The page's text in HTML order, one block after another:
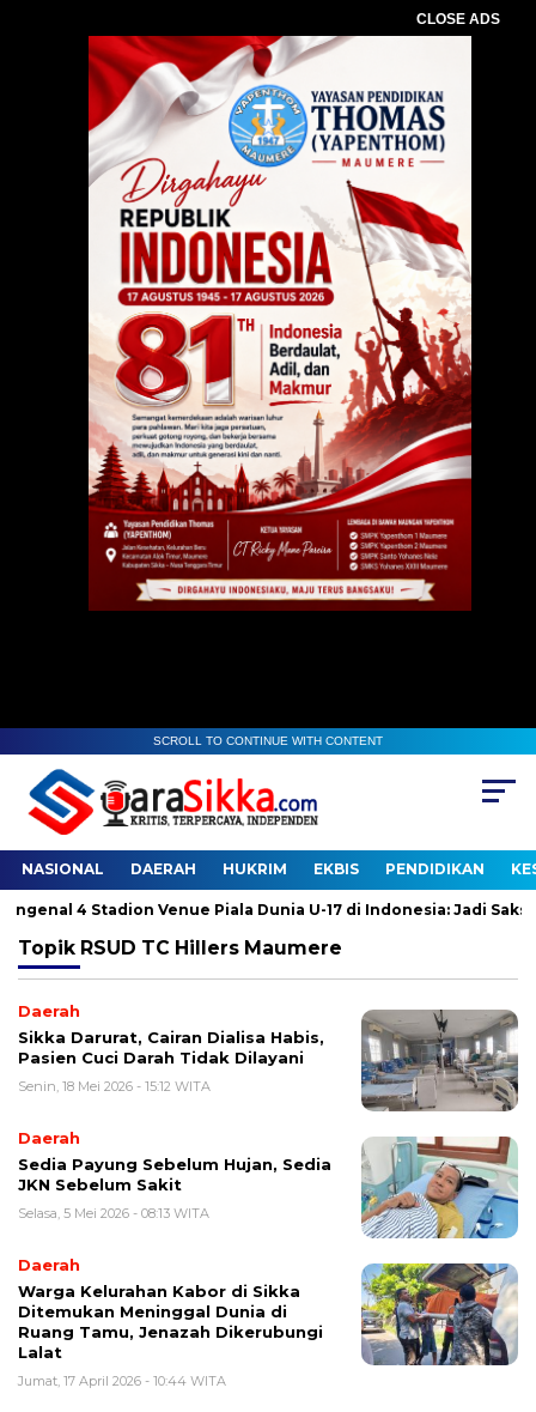
CLOSE ADS
SCROLL TO CONTINUE WITH CONTENT
NASIONAL DAERAH HUKRIM EKBIS PENDIDIKAN
4 Stadion Venue Piala Dunia U-17 di Indonesia: Jadi Saksi
Topik RSUD TC Hillers Maumere
Daerah
Sikka Darurat, Cairan Dialisa Habis,
Pasien Cuci Darah Tidak Dilayani
Senin, 18 Mei 2026 - 15:12 WITA
Daerah
Sedia Payung Sebelum Hujan, Sedia
JKN Sebelum Sakit
Selasa, 5 Mei 2026 - 08:13 WITA
Daerah
Warga Kelurahan Kabor di Sikka
Ditemukan Meninggal Dunia di
Ruang Tamu, Jenazah Dikerubungi
Lalat
Jumat, 17 April 2026 - 10:44 WITA